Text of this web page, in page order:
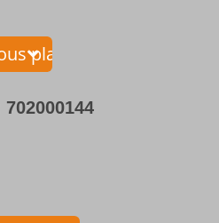
702000144